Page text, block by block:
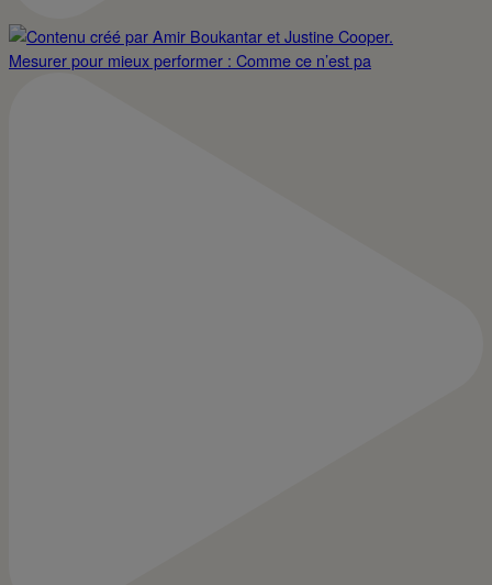
Mesurer pour mieux performer : Comme ce n’est pa